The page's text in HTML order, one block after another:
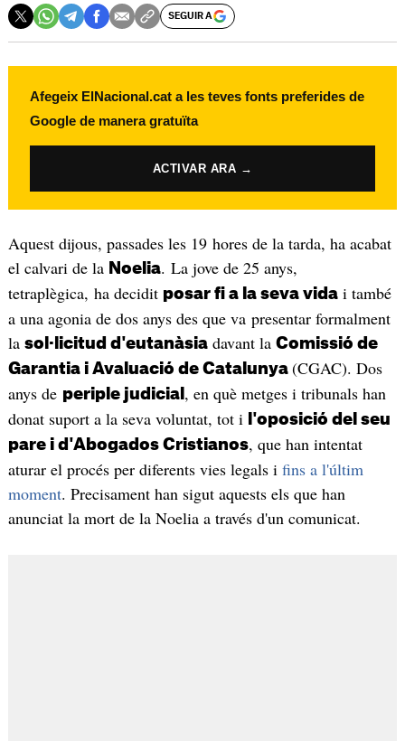
SEGUIR A
Afegeix ElNacional.cat a les teves fonts preferides de
Google de manera gratuïta
ACTIVAR ARA →
Aquest dijous, passades les 19 hores de la tarda, ha acabat
el calvari de la Noelia. La jove de 25 anys,
tetraplègica, ha decidit posar fi a la seva vidai també
a una agonia de dos anys des que va presentar formalment
la sol·licitud d'eutanàsiadavant la Comissió de
Garantia i Avaluació de Catalunya (CGAC). Dos
anys de periple judicial , en què metges i tribunals han
donat suport a la seva voluntat, tot i
l'oposició del seu
pare i d'Abogados Cristianos, que han intentat
aturar el procés per diferents vies legals i fins a l'últim
moment. Precisament han sigut aquests els que han
anunciat la mort de la Noelia a través d'un comunicat.